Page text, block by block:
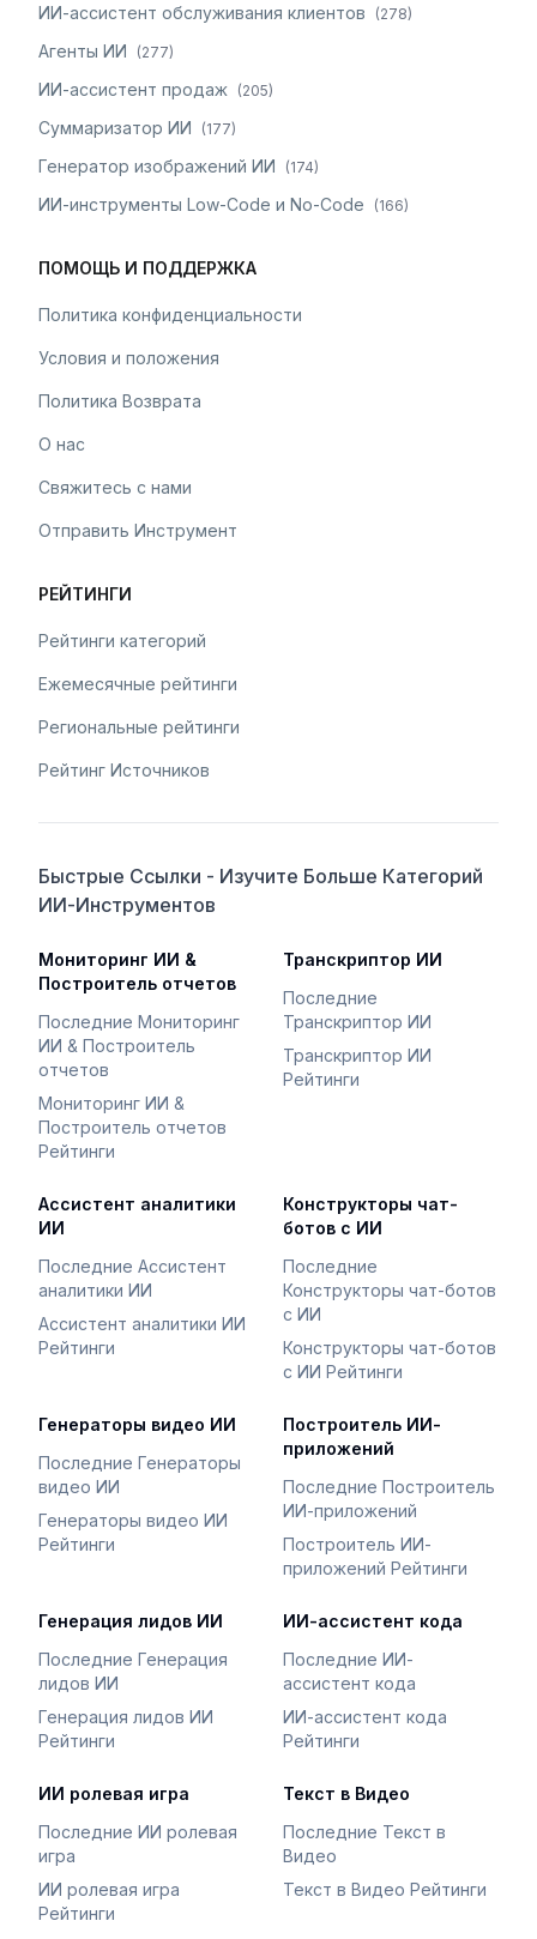
ИИ-ассистент обслуживания клиентов (278)
Агенты ИИ (277)
ИИ-ассистент продаж (205)
Суммаризатор ИИ (177)
Генератор изображений ИИ (174)
ИИ-инструменты Low-Code и No-Code (166)
ПОМОЩЬ И ПОДДЕРЖКА
Политика конфиденциальности
Условия и положения
Политика Возврата
О нас
Свяжитесь с нами
Отправить Инструмент
РЕЙТИНГИ
Рейтинги категорий
Ежемесячные рейтинги
Региональные рейтинги
Рейтинг Источников
Быстрые Ссылки - Изучите Больше Категорий
ИИ-Инструментов
Мониторинг ИИ &
Построитель отчетов
Последние Мониторинг
ИИ & Построитель
отчетов
Мониторинг ИИ &
Построитель отчетов
Рейтинги
Транскриптор ИИ
Последние
Транскриптор ИИ
Транскриптор ИИ
Рейтинги
Ассистент аналитики
ИИ
Последние Ассистент
аналитики ИИ
Ассистент аналитики ИИ
Рейтинги
Конструкторы чат-
ботов с ИИ
Последние
Конструкторы чат-ботов
с ИИ
Конструкторы чат-ботов
с ИИ Рейтинги
Генераторы видео ИИ
Последние Генераторы
видео ИИ
Генераторы видео ИИ
Рейтинги
Построитель ИИ-
приложений
Последние Построитель
ИИ-приложений
Построитель ИИ-
приложений Рейтинги
Генерация лидов ИИ
Последние Генерация
лидов ИИ
Генерация лидов ИИ
Рейтинги
ИИ-ассистент кода
Последние ИИ-
ассистент кода
ИИ-ассистент кода
Рейтинги
ИИ ролевая игра
Последние ИИ ролевая
игра
ИИ ролевая игра
Рейтинги
Текст в Видео
Последние Текст в
Видео
Текст в Видео Рейтинги